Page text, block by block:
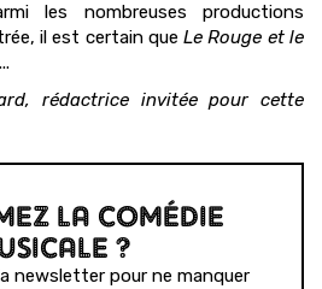
les nombreuses productions
il est certain queLe Rouge et le
rédactrice invitée pour cette
LA COMÉDIE
?
newsletter pour ne manquer